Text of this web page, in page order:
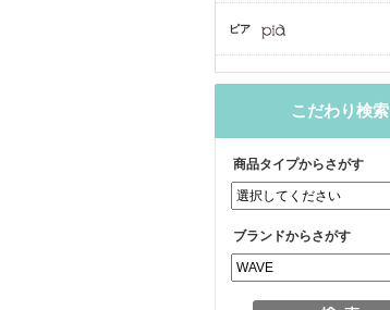
ピア
こだわり検索
商品タイプからさがす
ブランドからさがす